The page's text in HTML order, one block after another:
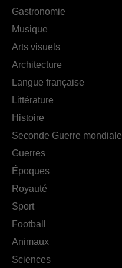
Gastronomie
Musique
Arts visuels
Architecture
Langue française
Littérature
Histoire
Seconde Guerre mondiale
Guerres
Époques
Royauté
Sport
Football
Animaux
Sciences